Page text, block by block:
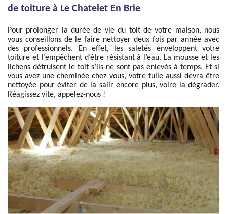
de toiture à Le Chatelet En Brie
Pour prolonger la durée de vie du toit de votre maison, nous
vous conseillons de le faire nettoyer deux fois par année avec
des professionnels. En effet, les saletés enveloppent votre
toiture et l’empêchent d’être résistant à l’eau. La mousse et les
lichens détruisent le toit s’ils ne sont pas enlevés à temps. Et si
vous avez une cheminée chez vous, votre tuile aussi devra être
nettoyée pour éviter de la salir encore plus, voire la dégrader.
Réagissez vite, appelez-nous !